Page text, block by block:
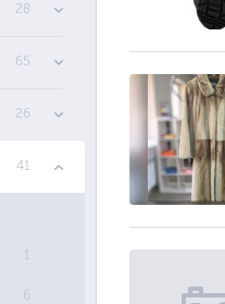
28
65
26
41
1
6